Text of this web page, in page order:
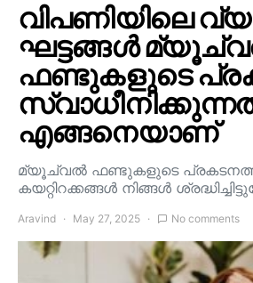
വിപണിയിലെ
ഘട്ടങ്ങൾ
ഫണ്ടുകളുടെ
എങ്ങനെയാണ്
മ്യൂച്വൽ ഫണ്ടുകളുടെ
കയറ്റിറക്കങ്ങൾ നിങ്ങൾ
Aravind May 27, 2025 No comments